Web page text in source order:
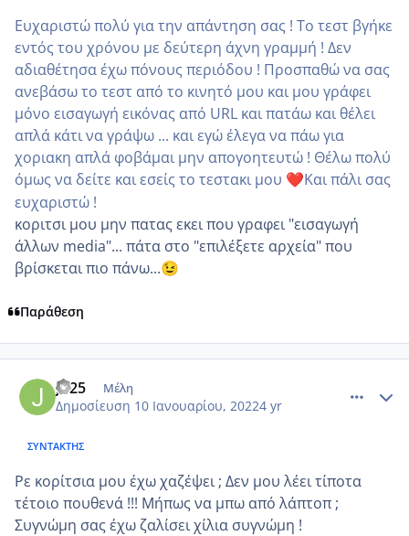
Ευχαριστώ πολύ για την απάντηση σας ! Το τεστ βγήκε
εντός του χρόνου με δεύτερη άχνη γραμμή ! Δεν
αδιαθέτησα έχω πόνους περιόδου ! Προσπαθώ να σας
ανεβάσω το τεστ από το κινητό μου και μου γράφει
μόνο εισαγωγή εικόνας από URL και πατάω και θέλει
απλά κάτι να γράψω ... και εγώ έλεγα να πάω για
χοριακη απλά φοβάμαι μην απογοητευτώ ! Θέλω πολύ
όμως να δείτε και εσείς το τεστακι μου ❤️Και πάλι σας
ευχαριστώ !
κοριτσι μου μην πατας εκει που γραφει "εισαγωγή
άλλων media"... πάτα στο "επιλέξετε αρχεία" που
βρίσκεται πιο πάνω...😉
Παράθεση
Jo25 Μέλη
Δημοσίευση 10 Ιανουαρίου, 20224 yr
ΣΥΝΤΆΚΤΗΣ
Ρε κορίτσια μου έχω χαζέψει ; Δεν μου λέει τίποτα
τέτοιο πουθενά !!! Μήπως να μπω από λάπτοπ ;
Συγνώμη σας έχω ζαλίσει χίλια συγνώμη !